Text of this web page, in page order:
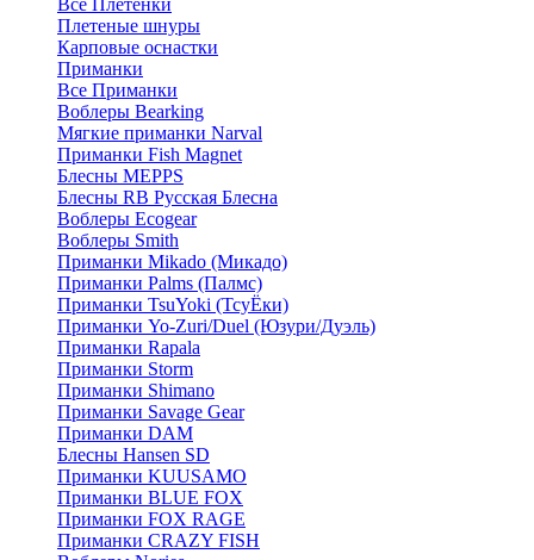
Все Плетенки
Плетеные шнуры
Карповые оснастки
Приманки
Все Приманки
Воблеры Bearking
Мягкие приманки Narval
Приманки Fish Magnet
Блесны MEPPS
Блесны RB Русская Блесна
Воблеры Ecogear
Воблеры Smith
Приманки Mikado (Микадо)
Приманки Palms (Палмс)
Приманки TsuYoki (ТсуЁки)
Приманки Yo-Zuri/Duel (Юзури/Дуэль)
Приманки Rapala
Приманки Storm
Приманки Shimano
Приманки Savage Gear
Приманки DAM
Блесны Hansen SD
Приманки KUUSAMO
Приманки BLUE FOX
Приманки FOX RAGE
Приманки CRAZY FISH